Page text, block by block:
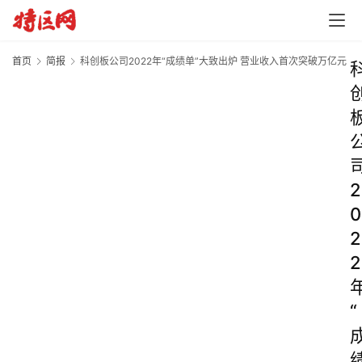
首页 简报 科创板公司2022年“成绩单”大致出炉 营业收入首次突破万亿元
2
0
2
2
“